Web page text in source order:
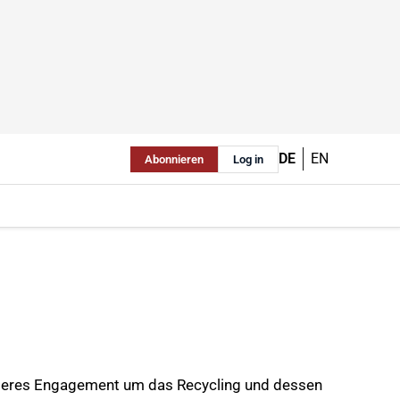
Abonnieren Log in DE EN
Engagement um das Recycling und dessen